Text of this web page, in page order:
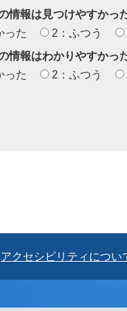
情報は見つけやすかっ
った
2：ふつう
情報はわかりやすかっ
った
2：ふつう
アクセシビリティについ